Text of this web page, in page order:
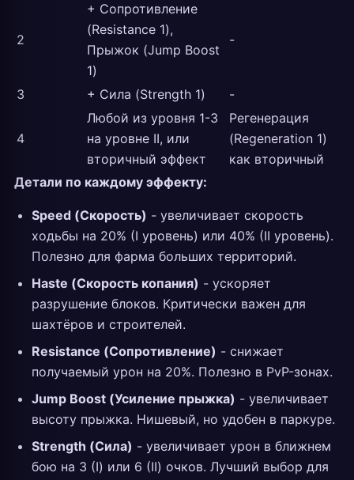
2
+ Сопротивление
(Resistance 1),
Прыжок (Jump Boost
1)
-
3 + Сила (Strength 1) -
4
Любой из уровня 1-3
на уровне II, или
вторичный эффект
Регенерация
(Regeneration 1)
как вторичный
Детали по каждому эффекту:
Speed (Скорость) - увеличивает скорость
ходьбы на 20% (I уровень) или 40% (II уровень).
Полезно для фарма больших территорий.
Haste (Скорость копания) - ускоряет
разрушение блоков. Критически важен для
шахтёров и строителей.
Resistance (Сопротивление) - снижает
получаемый урон на 20%. Полезно в PvP-зонах.
Jump Boost (Усиление прыжка) - увеличивает
высоту прыжка. Нишевый, но удобен в паркуре.
Strength (Сила) - увеличивает урон в ближнем
бою на 3 (I) или 6 (II) очков. Лучший выбор для